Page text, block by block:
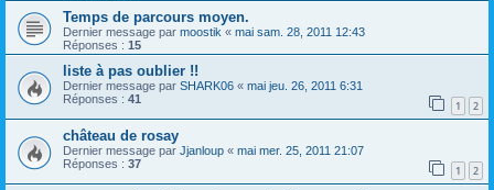
Temps de parcours moyen.
Dernier message par moostik « mai sam. 28, 2011 12:43
Réponses : 15
liste à pas oublier !!
Dernier message par SHARK06 « mai jeu. 26, 2011 6:31
Réponses : 41 1 2
château de rosay
Dernier message par Jjanloup « mai mer. 25, 2011 21:07
Réponses : 37 1 2